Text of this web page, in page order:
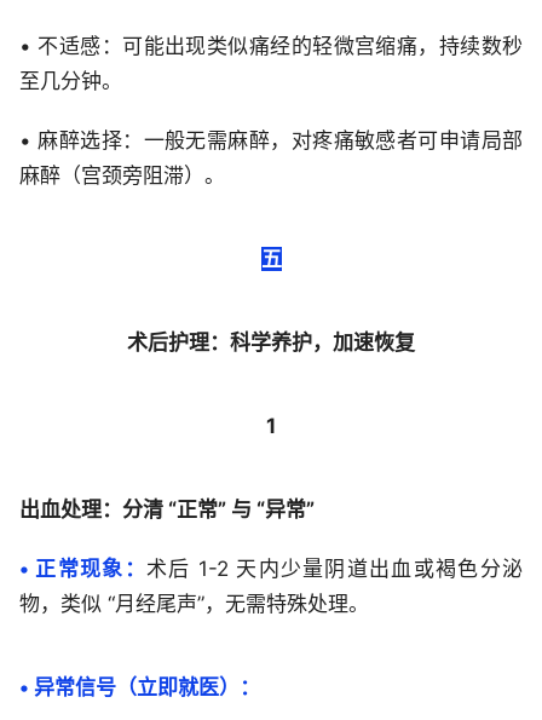
• 不适感：可能出现类似痛经的轻微宫缩痛，持续数秒
至几分钟。
• 麻醉选择：一般无需麻醉，对疼痛敏感者可申请局部
麻醉（宫颈旁阻滞）。
五
术后护理：科学养护，加速恢复
1
出血处理：分清 “正常” 与 “异常”
• 正常现象： 术后 1-2 天内少量阴道出血或褐色分泌
物，类似 “月经尾声”，无需特殊处理。
• 异常信号（立即就医）：